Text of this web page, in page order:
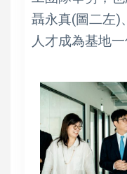
聶永真(圖二左)
人才成為基地